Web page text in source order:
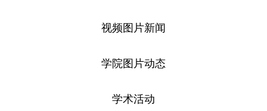
视频图片新闻
学院图片动态
学术活动